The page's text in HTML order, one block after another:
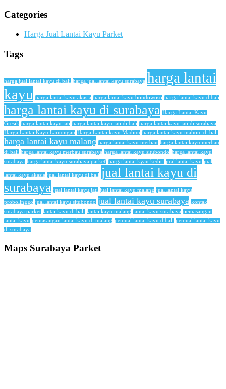
Categories
Harga Jual Lantai Kayu Parket
Tags
harga jual lantai kayu di bali harga jual lantai kayu surabaya harga lantai
kayu harga lantai kayu akasia harga lantai kayu bondowoso harga lantai kayu dibali
harga lantai kayu di surabaya Harga Lantai Kayu
Gresik harga lantai kayu jati harga lantai kayu jati di bali harga lantai kayu jati di surabaya
Harga Lantai Kayu Lamongan Harga Lantai kayu Madiun harga lantai kayu mahoni di bali
harga lantai kayu malang harga lantai kayu merbau harga lantai kayu merbau
di bali harga lantai kayu merbau surabaya harga lantai kayu situbondo harga lantai kayu
surabaya harga lantai kayu surabaya parket' harga lantai kyau kediri jual lantai kayu jual
lantai kayu akasia jual lantai kayu di bali jual lantai kayu di
surabaya jual lantai kayu jati jual lantai kayu malang jual lantai kayu
probolinggo jual lantai kayu situbondo jual lantai kayu surabaya kontak
surabaya parket lantai kayu di bali lantai kayu malang lantai kayu surabaya pemasangan
lantai kayu pemasangan lantai kayu di malang penjual lantai kayu dibali penjual lantai kayu
di surabaya
Maps Surabaya Parket